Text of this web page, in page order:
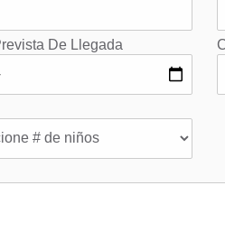
De Llegada